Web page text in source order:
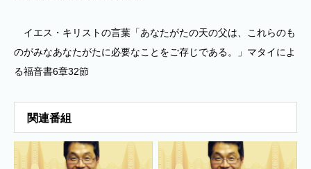
イエス・キリストの言葉「あなたがたの天の父は、これらのも
のがみなあなたがたに必要なことをご存じである。」マタイによ
る福音書6章32節
関連番組